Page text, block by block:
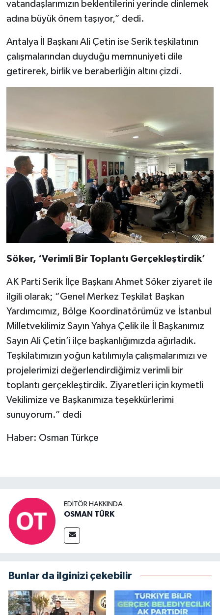
vatandaşlarımızın beklentilerini yerinde dinlemek
adına büyük önem taşıyor,” dedi.
Antalya İl Başkanı Ali Çetin ise Serik teşkilatının
çalışmalarından duyduğu memnuniyeti dile
getirerek, birlik ve beraberliğin altını çizdi.
Söker, ‘Verimli Bir Toplantı Gerçekleştirdik’
AK Parti Serik İlçe Başkanı Ahmet Söker ziyaret ile
ilgili olarak; “Genel Merkez Teşkilat Başkan
Yardımcımız, Bölge Koordinatörümüz ve İstanbul
Milletvekilimiz Sayın Yahya Çelik ile İl Başkanımız
Sayın Ali Çetin’i ilçe başkanlığımızda ağırladık.
Teşkilatımızın yoğun katılımıyla çalışmalarımızı ve
projelerimizi değerlendirdiğimiz verimli bir
toplantı gerçekleştirdik. Ziyaretleri için kıymetli
Vekilimize ve Başkanımıza teşekkürlerimi
sunuyorum.” dedi
Haber: Osman Türkçe
EDITÖR HAKKINDA
OSMAN TÜRK
Bunlar da ilginizi çekebilir